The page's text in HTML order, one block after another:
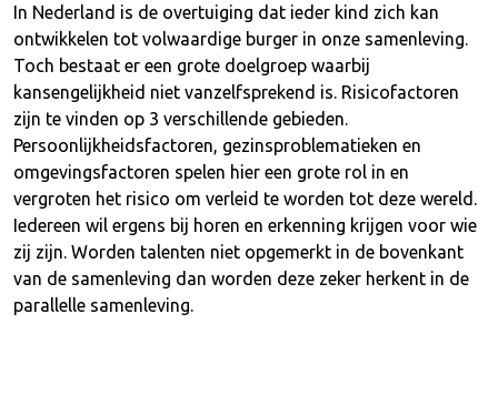
In Nederland is de overtuiging dat ieder kind zich kan
ontwikkelen tot volwaardige burger in onze samenleving.
Toch bestaat er een grote doelgroep waarbij
kansengelijkheid niet vanzelfsprekend is. Risicofactoren
zijn te vinden op 3 verschillende gebieden.
Persoonlijkheidsfactoren, gezinsproblematieken en
omgevingsfactoren spelen hier een grote rol in en
vergroten het risico om verleid te worden tot deze wereld.
Iedereen wil ergens bij horen en erkenning krijgen voor wie
zij zijn. Worden talenten niet opgemerkt in de bovenkant
van de samenleving dan worden deze zeker herkent in de
parallelle samenleving.